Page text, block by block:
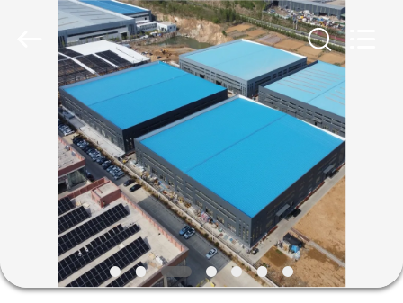
HUIS
PRODUCTEN
VIDEOS
VR-
SHOW